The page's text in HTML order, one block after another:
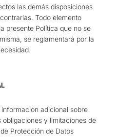
las demás disposiciones
Todo elemento
presente Política que no se
se reglamentará por la
adicional sobre
y limitaciones de
Protección de Datos